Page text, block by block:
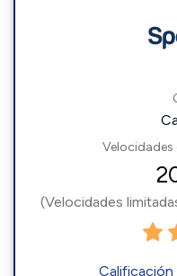
Velocidades
(Velocidades